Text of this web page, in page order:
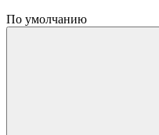
По умолчанию